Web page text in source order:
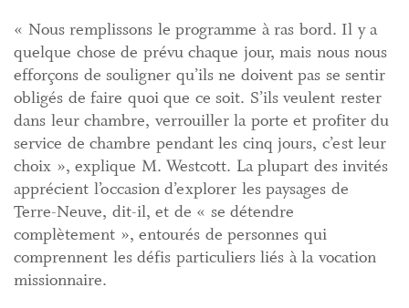
« Nous remplissons le programme à ras bord. Il y a
quelque chose de prévu chaque jour, mais nous nous
efforçons de souligner qu’ils ne doivent pas se sentir
obligés de faire quoi que ce soit. S’ils veulent rester
dans leur chambre, verrouiller la porte et profiter du
service de chambre pendant les cinq jours, c’est leur
choix », explique M. Westcott. La plupart des invités
apprécient l’occasion d’explorer les paysages de
Terre-Neuve, dit-il, et de « se détendre
complètement », entourés de personnes qui
comprennent les défis particuliers liés à la vocation
missionnaire.